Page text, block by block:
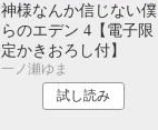
神様なんか信じない僕
らのエデン 4【電子限
定かきおろし付】
一ノ瀬ゆま
試し読み